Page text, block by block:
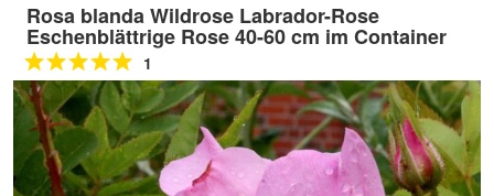
Rosa blanda Wildrose Labrador-Rose
Eschenblättrige Rose 40-60 cm im Container
1